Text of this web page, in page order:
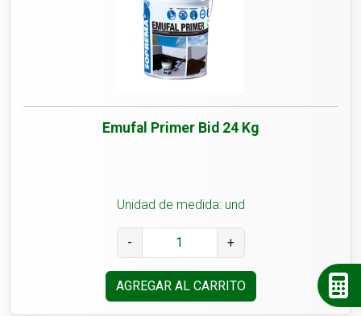
Emufal Primer Bid 24 Kg
Unidad de medida: und
- +
AGREGAR AL CARRITO